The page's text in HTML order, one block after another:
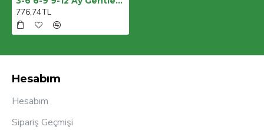
776,74TL
Hesabım
Hesabım
Sipariş Geçmişi